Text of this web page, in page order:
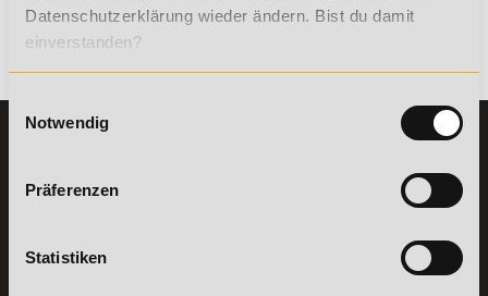
Datenschutzerklärung wieder ändern. Bist du damit
einverstanden?
Einwilligungsauswahl
Notwendig
Präferenzen
Statistiken
INFORMATIONEN
PreisFAIRsprechen
Online Campus